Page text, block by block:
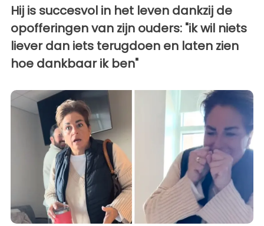
Hij is succesvol in het leven dankzij de
opofferingen van zijn ouders: "ik wil niets
liever dan iets terugdoen en laten zien
hoe dankbaar ik ben"